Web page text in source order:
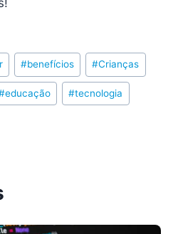
#benefícios #Crianças
educação #tecnologia